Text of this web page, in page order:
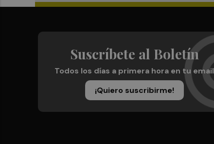
Suscríbete al Boletín
Todos los días a primera hora en tu email
¡Quiero suscribirme!